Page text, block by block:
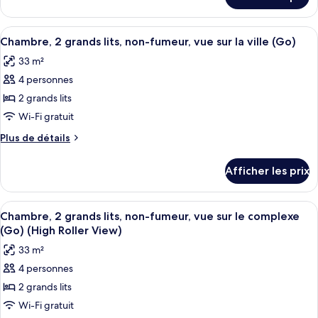
1
très
grand
lit,
non-
fumeur,
vue
sur
le
(High
Roller
View)
Chambre,
très
lit,
non-
vue
sur
complexe
View)
Afficher
toutes
les
photos
pour
ce
type
de
Chambre,
grands
lits,
non-
fumeur,
vue
sur
la
Une chambre d’hôtel avec un
4
Chambre, 2 grands lits, non-fumeur, vue sur la ville (Go)
33 m²
4 personnes
2 grands lits
Wi-Fi gratuit
Plus de détails
Plus
Chambre,
grands
lits,
non-
fumeur,
vue
la
ville
Afficher les prix
Afficher
toutes
les
photos
pour
ce
type
Une chambre d’hôtel avec deux lits,
4
Chambre, 2 grands lits, non-fumeur, vue sur le complexe
(Go) (High Roller View)
33 m²
4 personnes
2 grands lits
Wi-Fi gratuit